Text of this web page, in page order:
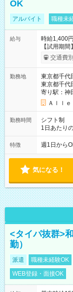
OK
アルバイト 職種未
給与
時給1,400
【試用期
給与は本採
交通費
勤務地
東京都千代
東京都千代
寄り駅：神
Ａｌｌ
勤務時間
シフト制
1日あたり
実働時間：
能！ └平日
18:00
特徴 週1日から
気になる！
<タイパ抜群>
勤）
派遣 職種未経験OK
WEB登録・面接OK